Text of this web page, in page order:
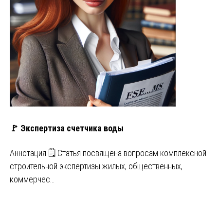
🚩 Экспертиза счетчика воды
Аннотация 🗒️ Статья посвящена вопросам комплексной
строительной экспертизы жилых, общественных,
коммерчес…